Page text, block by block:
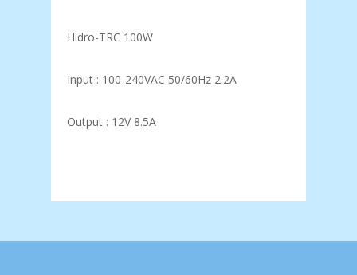
Hidro-TRC 100W
Input : 100-240VAC 50/60Hz 2.2A
Output : 12V 8.5A